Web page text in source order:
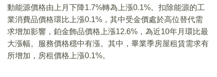
動能源價格由上月下降1.7%轉為上漲0.1%。扣除能源的工
業消費品價格環比上漲0.1%，其中受金價處於高位替代需
求增加影響，鉑金飾品價格上漲12.6%，為近10年月環比最
大漲幅。服務價格穩中有漲。其中，畢業季房屋租賃需求有
所增加，房租價格上漲0.1%。